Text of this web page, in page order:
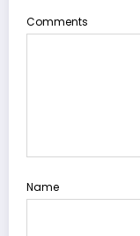
Comments
Name